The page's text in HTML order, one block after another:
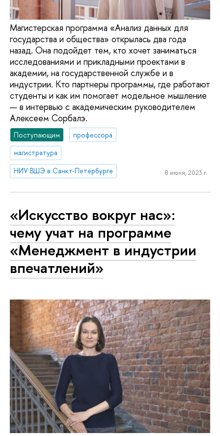
Магистерская программа «Анализ данных для
государства и общества» открылась два года
назад. Она подойдет тем, кто хочет заниматься
исследованиями и прикладными проектами в
академии, на государственной службе и в
индустрии. Кто партнеры программы, где работают
студенты и как им помогает модельное мышление
— в интервью с академическим руководителем
Алексеем Сорбалэ.
Поступающим
профессора
магистратура
НИУ ВШЭ в Санкт-Петербурге
8 июня, 2023 г.
«Искусство вокруг нас»:
чему учат на программе
«Менеджмент в индустрии
впечатлений»